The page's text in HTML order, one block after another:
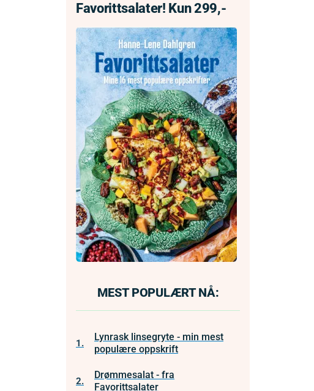
Favorittsalater! Kun 299,-
MEST POPULÆRT NÅ:
1.
Lynrask linsegryte - min mest
populære oppskrift
2.
Drømmesalat - fra
Favorittsalater